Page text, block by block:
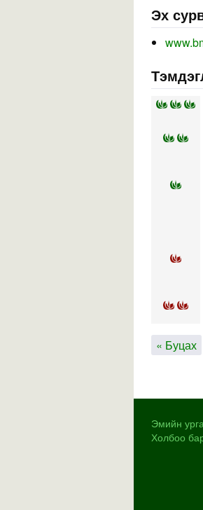
Эх
« Буцах
Эмийн
Холбоо